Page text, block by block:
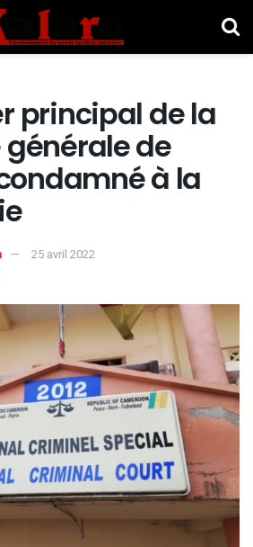
principal de la
générale de
à la
25 avril 2022